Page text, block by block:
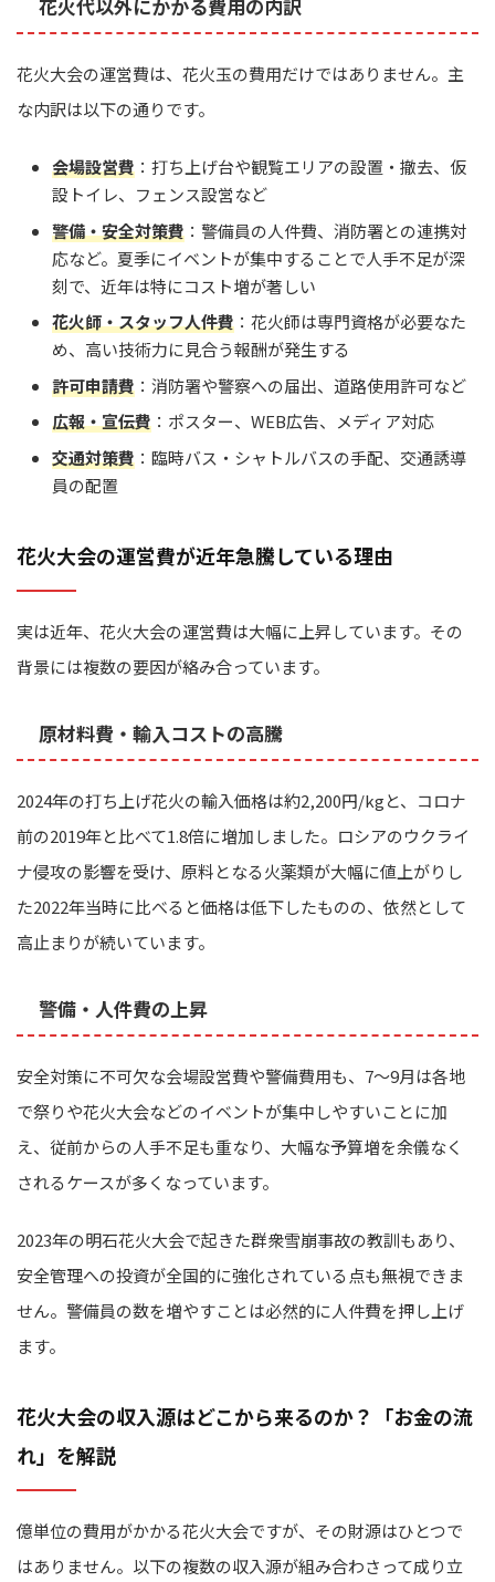
花火代以外にかかる費用の内訳
花火大会の運営費は、花火玉の費用だけではありません。主
な内訳は以下の通りです。
会場設営費 ：打ち上げ台や観覧エリアの設置・撤去、仮
設トイレ、フェンス設営など
警備・安全対策費 ：警備員の人件費、消防署との連携対
応など。夏季にイベントが集中することで人手不足が深
刻で、近年は特にコスト増が著しい
花火師・スタッフ人件費 ：花火師は専門資格が必要なた
め、高い技術力に見合う報酬が発生する
許可申請費 ：消防署や警察への届出、道路使用許可など
広報・宣伝費 ：ポスター、WEB広告、メディア対応
交通対策費 ：臨時バス・シャトルバスの手配、交通誘導
員の配置
花火大会の運営費が近年急騰している理由
実は近年、花火大会の運営費は大幅に上昇しています。その
背景には複数の要因が絡み合っています。
原材料費・輸入コストの高騰
2024年の打ち上げ花火の輸入価格は約2,200円/kgと、コロナ
前の2019年と比べて1.8倍に増加しました。ロシアのウクライ
ナ侵攻の影響を受け、原料となる火薬類が大幅に値上がりし
た2022年当時に比べると価格は低下したものの、依然として
高止まりが続いています。
警備・人件費の上昇
安全対策に不可欠な会場設営費や警備費用も、7〜9月は各地
で祭りや花火大会などのイベントが集中しやすいことに加
え、従前からの人手不足も重なり、大幅な予算増を余儀なく
されるケースが多くなっています。
2023年の明石花火大会で起きた群衆雪崩事故の教訓もあり、
安全管理への投資が全国的に強化されている点も無視できま
せん。警備員の数を増やすことは必然的に人件費を押し上げ
ます。
花火大会の収入源はどこから来るのか？「お金の流
れ」を解説
億単位の費用がかかる花火大会ですが、その財源はひとつで
はありません。以下の複数の収入源が組み合わさって成り立